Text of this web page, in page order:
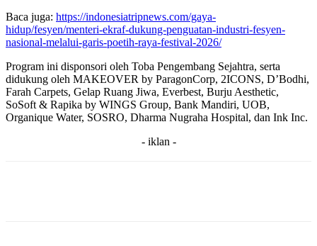
Baca juga: https://indonesiatripnews.com/gaya-
hidup/fesyen/menteri-ekraf-dukung-penguatan-industri-fesyen-
nasional-melalui-garis-poetih-raya-festival-2026/
Program ini disponsori oleh Toba Pengembang Sejahtra, serta
didukung oleh MAKEOVER by ParagonCorp, 2ICONS, D’Bodhi,
Farah Carpets, Gelap Ruang Jiwa, Everbest, Burju Aesthetic,
SoSoft & Rapika by WINGS Group, Bank Mandiri, UOB,
Organique Water, SOSRO, Dharma Nugraha Hospital, dan Ink Inc.
- iklan -